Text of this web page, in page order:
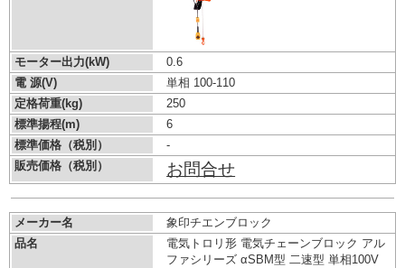
モーター出力(kW)
0.6
電 源(V)
単相 100-110
定格荷重(kg)
250
標準揚程(m)
6
標準価格（税別）
-
販売価格（税別）
お問合せ
メーカー名
象印チエンブロック
品名
電気トロリ形 電気チェーンブロック アル
ファシリーズ αSBM型 二速型 単相100V